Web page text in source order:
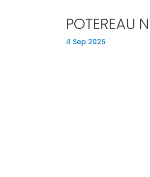
POTEREAU
4 Sep 2025